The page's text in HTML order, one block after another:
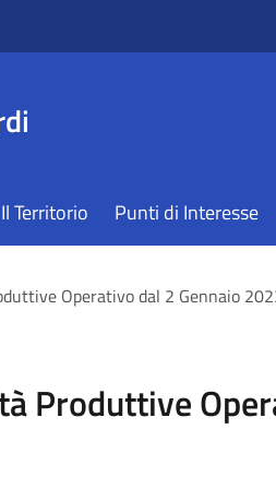
Il Territorio Punti di Interesse
Operativo dal 2 Gennaio
Produttive